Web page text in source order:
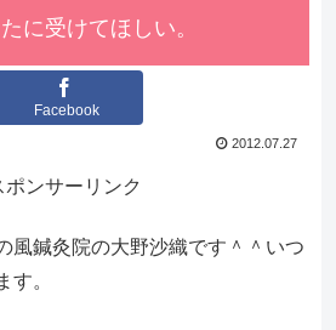
に受けてほしい。
Facebook
2012.07.27
ポンサーリンク
風鍼灸院の大野沙織です＾＾いつ
す。